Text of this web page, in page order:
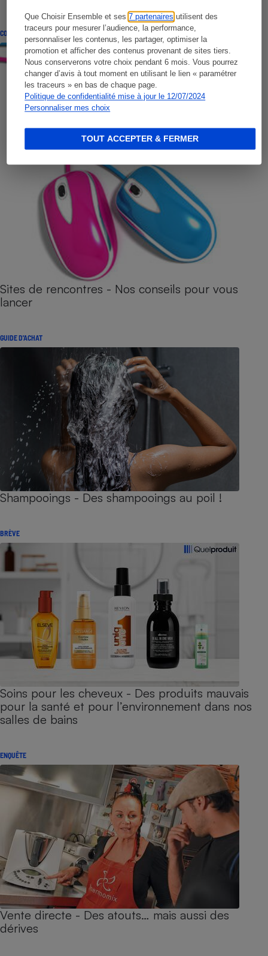
Que Choisir Ensemble et ses7 partenaires utilisent des
traceurs pour mesurer l’audience, la performance,
personnaliser les contenus, les partager, optimiser la
promotion et afficher des contenus provenant de sites tiers.
Nous conserverons votre choix pendant 6 mois. Vous pourrez
changer d’avis à tout moment en utilisant le lien « paramétrer
les traceurs » en bas de chaque page.
Politique de confidentialité mise à jour le 12/07/2024
Personnaliser mes choix
TOUT ACCEPTER & FERMER
CONSEILS
Sites de rencontres - Nos conseils pour vous
lancer
GUIDE D'ACHAT
Shampooings - Des shampooings au poil !
BRÈVE
Soins pour les cheveux - Des produits mauvais
pour la santé et pour l’environnement dans nos
salles de bains
ENQUÊTE
Vente directe - Des atouts… mais aussi des
dérives